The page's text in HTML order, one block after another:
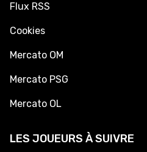
Flux RSS
Cookies
Mercato OM
Mercato PSG
Mercato OL
LES JOUEURS À SUIVRE